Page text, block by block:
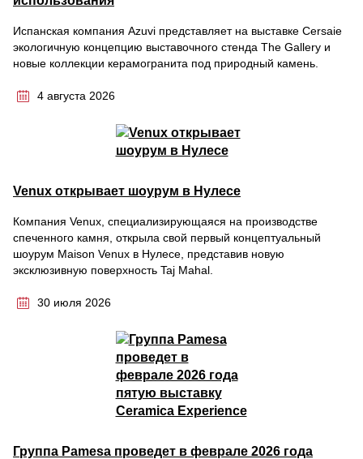
Испанская компания Azuvi представляет на выставке Cersaie
экологичную концепцию выставочного стенда The Gallery и
новые коллекции керамогранита под природный камень.
4 августа 2026
Venux открывает шоурум в Нулесе
Компания Venux, специализирующаяся на производстве
спеченного камня, открыла свой первый концептуальный
шоурум Maison Venux в Нулесе, представив новую
эксклюзивную поверхность Taj Mahal.
30 июля 2026
Группа Pamesa проведет в феврале 2026 года